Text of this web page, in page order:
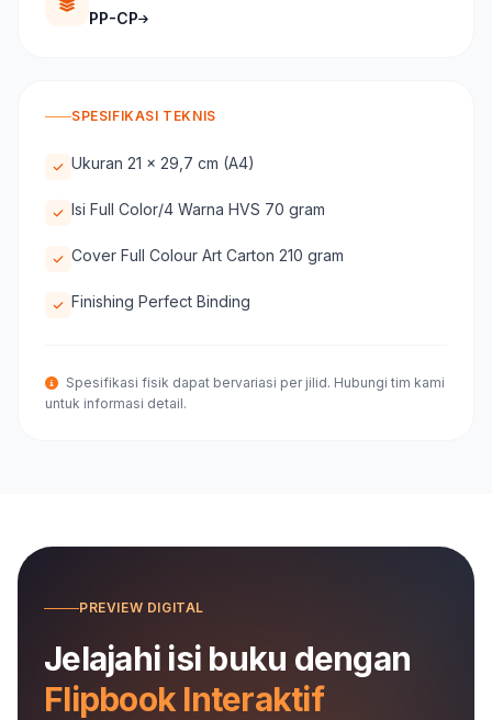
PP-CP
SPESIFIKASI TEKNIS
Ukuran 21 x 29,7 cm (A4)
Isi Full Color/4 Warna HVS 70 gram
Cover Full Colour Art Carton 210 gram
Finishing Perfect Binding
Spesifikasi fisik dapat bervariasi per jilid. Hubungi tim kami
untuk informasi detail.
PREVIEW DIGITAL
Jelajahi isi buku dengan
Flipbook Interaktif